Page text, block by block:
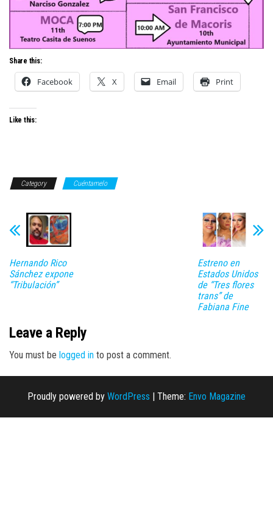
Share this:
Facebook X Email Print
Like this:
Category Cuéntamelo
Hernando Rico
Sánchez expone
“Tribulación”
Estreno en
Estados Unidos
de “Tres flores
trans” de
Fabiana Fine
Leave a Reply
You must be logged in to post a comment.
Proudly powered by WordPress | Theme: Envo Magazine